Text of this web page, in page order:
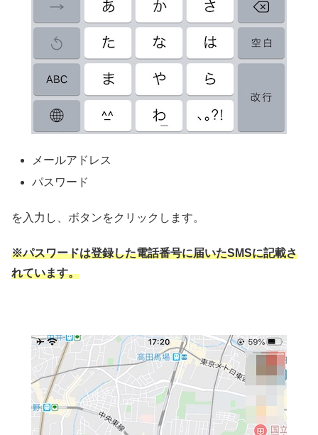
メールアドレス
パスワード
を入力し、ボタンをクリックします。
※パスワードは登録した電話番号に届いたSMSに記載さ
れています。